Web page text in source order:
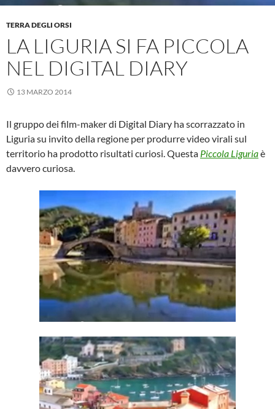
TERRA DEGLI ORSI
LA LIGURIA SI FA PICCOLA
NEL DIGITAL DIARY
13 MARZO 2014
Il gruppo dei film-maker di Digital Diary ha scorrazzato in
Liguria su invito della regione per produrre video virali sul
territorio ha prodotto risultati curiosi. Questa Piccola Liguriaè
davvero curiosa.